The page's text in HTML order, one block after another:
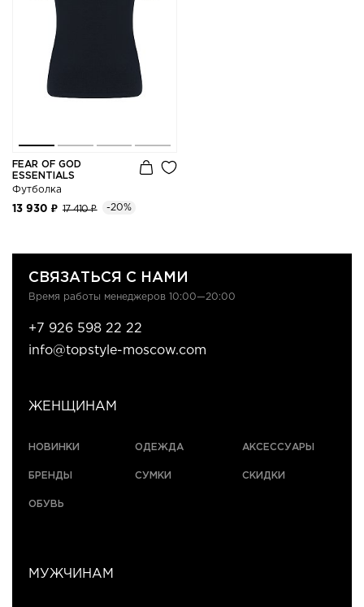
FEAR OF GOD
ESSENTIALS
Футболка
13 930 ₽ 17 410 ₽ -20%
ЖЕНЩИНАМ
НОВИНКИ
БРЕНДЫ
ОБУВЬ
ОДЕЖДА
СУМКИ
АКСЕССУАРЫ
СКИДКИ
МУЖЧИНАМ
СВЯЗАТЬСЯ С НАМИ
Время работы менеджеров 10:00—20:00
+7 926 598 22 22
info@topstyle-moscow.com